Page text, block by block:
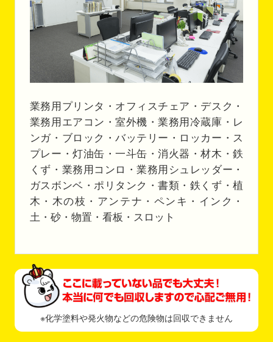
業務用プリンタ・オフィスチェア・デスク・
業務用エアコン・室外機・業務用冷蔵庫・レ
ンガ・ブロック・バッテリー・ロッカー・ス
プレー・灯油缶・一斗缶・消火器・材木・鉄
くず・業務用コンロ・業務用シュレッダー・
ガスボンベ・ポリタンク・書類・鉄くず・植
木・木の枝・アンテナ・ペンキ・インク・
土・砂・物置・看板・スロット
※化学塗料や発火物などの危険物は回収できません